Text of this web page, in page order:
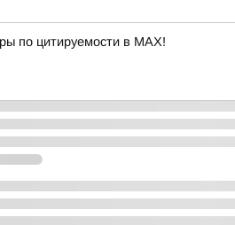
по цитируемости в MAX!